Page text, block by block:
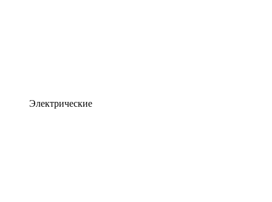
Электрические